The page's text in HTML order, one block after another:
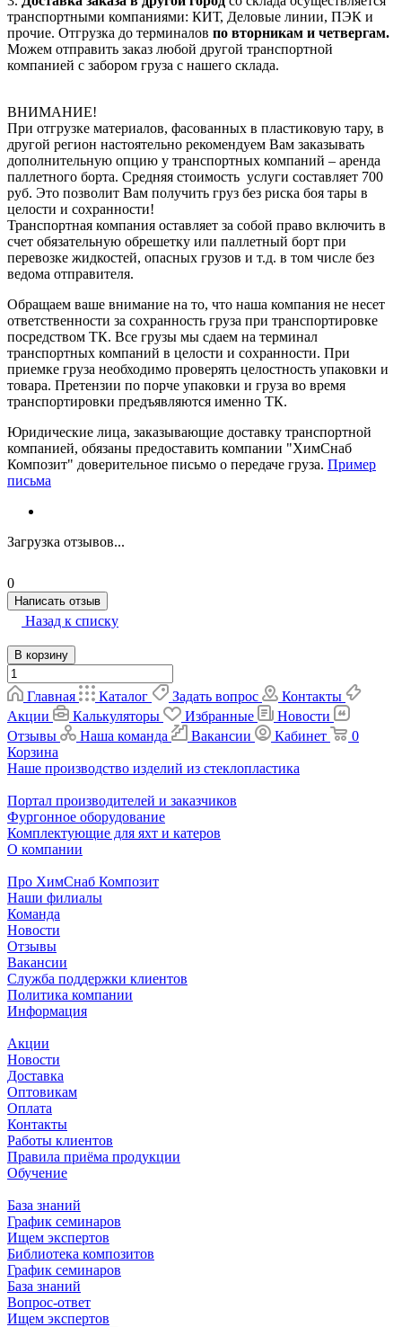
транспортными компаниями: КИТ, Деловые линии, ПЭК и
прочие. Отгрузка до терминалов по вторникам и четвергам.
Можем отправить заказ любой другой транспортной
компанией с забором груза с нашего склада.
ВНИМАНИЕ!
При отгрузке материалов, фасованных в пластиковую тару, в
другой регион настоятельно рекомендуем Вам заказывать
дополнительную опцию у транспортных компаний – аренда
паллетного борта. Средняя стоимость услуги составляет 700
руб. Это позволит Вам получить груз без риска боя тары в
целости и сохранности!
Транспортная компания оставляет за собой право включить в
счет обязательную обрешетку или паллетный борт при
перевозке жидкостей, опасных грузов и т.д. в том числе без
ведома отправителя.
Обращаем ваше внимание на то, что наша компания не несет
ответственности за сохранность груза при транспортировке
посредством ТК. Все грузы мы сдаем на терминал
транспортных компаний в целости и сохранности. При
приемке груза необходимо проверять целостность упаковки и
товара. Претензии по порче упаковки и груза во время
транспортировки предъявляются именно ТК.
Юридические лица, заказывающие доставку транспортной
компанией, обязаны предоставить компании "ХимСнаб
Композит" доверительное письмо о передаче груза. Пример
письма
Загрузка отзывов...
0
Написать отзыв
Назад к списку
В корзину
Главная Каталог Задать вопрос
Контакты
Акции
Калькуляторы Избранные
Новости
Отзывы
Наша команда Вакансии Кабинет
0
Корзина
Наше производство изделий из стеклопластика
Портал производителей и заказчиков
Фургонное оборудование
Комплектующие для яхт и катеров
О компании
Про ХимСнаб Композит
Наши филиалы
Команда
Новости
Отзывы
Вакансии
Служба поддержки клиентов
Политика компании
Информация
Акции
Новости
Доставка
Оптовикам
Оплата
Контакты
Работы клиентов
Правила приёма продукции
Обучение
База знаний
График семинаров
Ищем экспертов
Библиотека композитов
График семинаров
База знаний
Вопрос-ответ
Ищем экспертов